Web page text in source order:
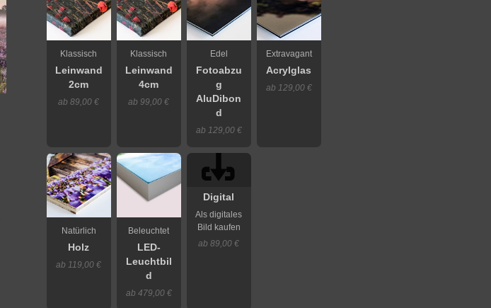
Klassisch
Leinwand
2cm
ab 89,00 €
Klassisch
Leinwand
4cm
ab 99,00 €
Edel
Fotoabzu
g
AluDibon
d
ab 129,00 €
Extravagant
Acrylglas
ab 129,00 €
Natürlich
Holz
ab 119,00 €
Beleuchtet
LED-
Leuchtbil
d
ab 479,00 €
Digital
Als digitales
Bild kaufen
ab 89,00 €